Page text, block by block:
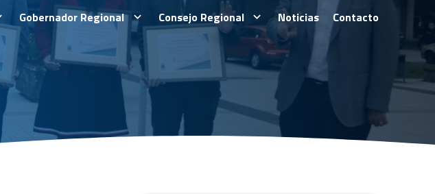
Gobernador Regional Consejo Regional Noticias Contacto